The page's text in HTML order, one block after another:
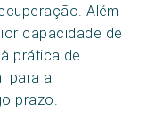
Além
capacidade de
prática de
para a
prazo.